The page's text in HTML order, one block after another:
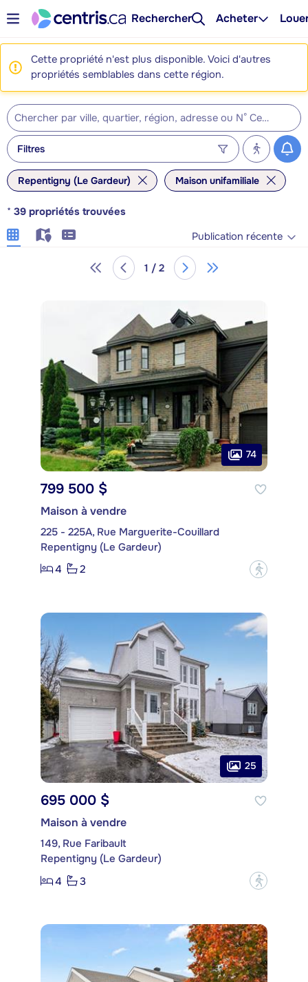
Rechercher Acheter
Cette propriété n'est plus disponible. Voici d'autres
propriétés semblables dans cette région.
Filtres
Repentigny (Le Gardeur) Maison unifamiliale
* 39 propriétés trouvées
Publication récente
1 / 2
74
799 500 $
Maison à vendre
225 - 225A, Rue Marguerite-Couillard
Repentigny (Le Gardeur)
4
2 ?
25
695 000 $
Maison à vendre
149, Rue Faribault
Repentigny (Le Gardeur)
4
3 ?